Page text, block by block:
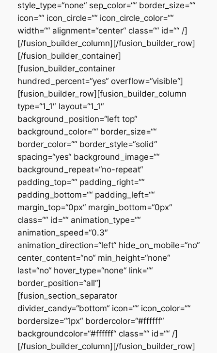
style_type=“none“ sep_color=““ border_size=““
icon=““ icon_circle=““ icon_circle_color=““
width=““ alignment=“center“ class=““ id=““ /]
[/fusion_builder_column][/fusion_builder_row]
[/fusion_builder_container]
[fusion_builder_container
hundred_percent=“yes“ overflow=“visible“]
[fusion_builder_row][fusion_builder_column
type=“1_1″ layout=“1_1″
background_position=“left top“
background_color=““ border_size=““
border_color=““ border_style=“solid“
spacing=“yes“ background_image=““
background_repeat=“no-repeat“
padding_top=““ padding_right=““
padding_bottom=““ padding_left=““
margin_top=“0px“ margin_bottom=“0px“
class=““ id=““ animation_type=““
animation_speed=“0.3″
animation_direction=“left“ hide_on_mobile=“no“
center_content=“no“ min_height=“none“
last=“no“ hover_type=“none“ link=““
border_position=“all“]
[fusion_section_separator
divider_candy=“bottom“ icon=““ icon_color=““
bordersize=“1px“ bordercolor=“#ffffff“
backgroundcolor=“#ffffff“ class=““ id=““ /]
[/fusion_builder_column][/fusion_builder_row]